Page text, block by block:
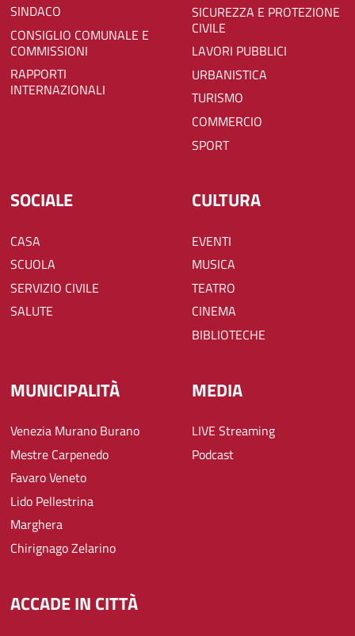
SINDACO
CONSIGLIO COMUNALE E
COMMISSIONI
RAPPORTI
INTERNAZIONALI
SICUREZZA E PROTEZIONE
CIVILE
LAVORI PUBBLICI
URBANISTICA
TURISMO
COMMERCIO
SPORT
SOCIALE
CASA
SCUOLA
SERVIZIO CIVILE
SALUTE
CULTURA
EVENTI
MUSICA
TEATRO
CINEMA
BIBLIOTECHE
MUNICIPALITÀ
Venezia Murano Burano
Mestre Carpenedo
Favaro Veneto
Lido Pellestrina
Marghera
Chirignago Zelarino
MEDIA
LIVE Streaming
Podcast
ACCADE IN CITTÀ